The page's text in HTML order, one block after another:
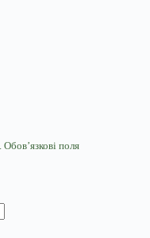
Обов’язкові поля